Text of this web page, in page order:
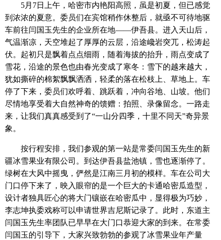
5月7日上午，哈密市内艳阳高照，虽是初夏，但已感觉
到浓浓的夏意。委员们在宾馆稍作休整后，就亟不可待地驱
车前往闫国玉先生的企业所在地——伊吾县。进入天山后，
气温渐凉，天空堆起了厚厚的云层，沿途巉岩突兀，松涛起
伏。起初只是飘着点点细雨，随着海拔的抬升，雨点变成了
雪花，沿途的景色也由春光变成了寒冬：雪下的越来越大，
犹如撕碎的棉絮飘飘洒洒，轻柔的落在松枝上、草地上。车
停了下来，委员们欢呼着、跳跃着，冲向谷地、山坡。他们
尽情地享受着大自然神奇的馈赠：拍照、录像留念。一路走
来，让我们真真感受到了“一山分四季，十里不同天”奇异景
象。
按行程安排，我们参观的第一站是常委闫国玉先生的新
疆冰雪果业有限公司。到达伊吾县盐池镇，雪也逐渐停了。
绿树在大风中摇曳，俨然是江南三月初的模样。车在公司大
门口停下来了，映入眼帘的是一个巨大的卡通哈密瓜造型，
设计者独具匠心的将大门镶嵌在哈密瓜中，显得极为巧妙，
李志坤执委戏称可以申请世界吉尼斯记录了。此时，东道主
闫国玉先生率团队已早早在大门口恭迎大家的到来。在常委
闫国玉的引导下，大家兴致勃勃的参观了冰雪果业年产量